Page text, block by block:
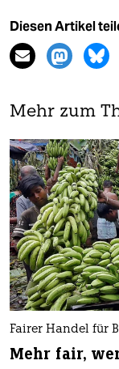
Diesen Artikel
Mehr zum
Fairer Handel für
Mehr fair,